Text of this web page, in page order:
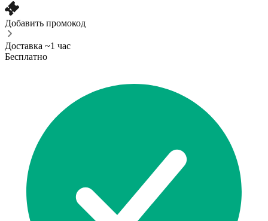
Добавить промокод
Доставка ~1 час
Бесплатно